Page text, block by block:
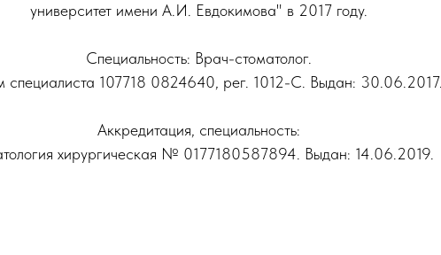
университет имени А.И. Евдокимова" в 2017 году.
Специальность: Врач-стоматолог.
специалиста 107718 0824640, рег. 1012-С. Выдан: 30.06.2017.
Аккредитация, специальность:
хирургическая № 0177180587894. Выдан: 14.06.2019.